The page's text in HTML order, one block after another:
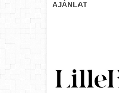
AJÁNLAT